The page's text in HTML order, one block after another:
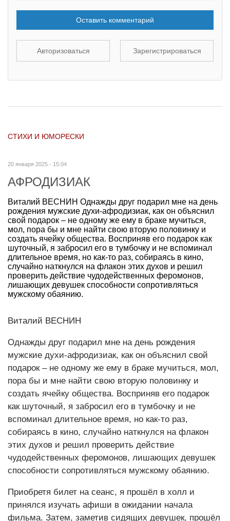
Оставить комментарий
Авторизоваться Зарегистрироваться
СТИХИ И ЮМОРЕСКИ
20 января 2025 - 15:04
АФРОДИЗИАК
Виталий ВЕСНИН Однажды друг подарил мне на день
рождения мужские духи-афродизиак, как он объяснил
свой подарок – не одному же ему в браке мучиться,
мол, пора бы и мне найти свою вторую половинку и
создать ячейку общества. Восприняв его подарок как
шуточный, я забросил его в тумбочку и не вспоминал
длительное время, но как-то раз, собираясь в кино,
случайно наткнулся на флакон этих духов и решил
проверить действие чудодейственных феромонов,
лишающих девушек способности сопротивляться
мужскому обаянию.
Виталий ВЕСНИН
Однажды друг подарил мне на день рождения
мужские духи-афродизиак, как он объяснил свой
подарок – не одному же ему в браке мучиться, мол,
пора бы и мне найти свою вторую половинку и
создать ячейку общества. Восприняв его подарок
как шуточный, я забросил его в тумбочку и не
вспоминал длительное время, но как-то раз,
собираясь в кино, случайно наткнулся на флакон
этих духов и решил проверить действие
чудодейственных феромонов, лишающих девушек
способности сопротивляться мужскому обаянию.
Приобретя билет на сеанс, я прошёл в холл и
принялся изучать афиши в ожидании начала
фильма. Затем, заметив сидящих девушек, прошёл